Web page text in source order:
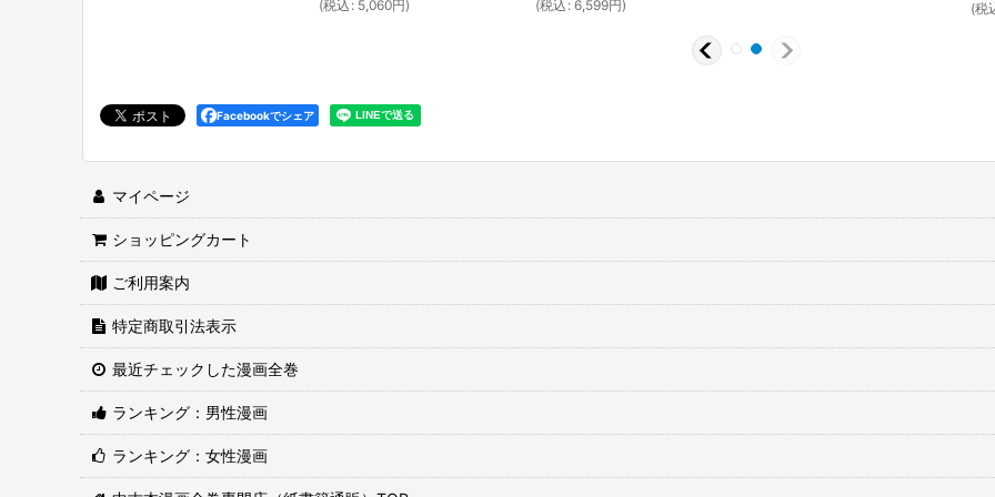
(税込 : 5,060円)
(税込 : 6,599円)
(税
Facebookでシェア
マイページ
ショッピングカート
ご利用案内
特定商取引法表示
最近チェックした漫画全巻
ランキング：男性漫画
ランキング：女性漫画